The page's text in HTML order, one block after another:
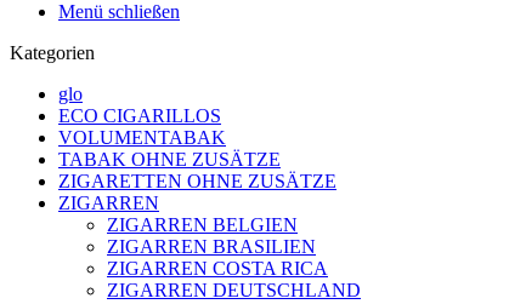
Menü schließen
Kategorien
glo
ECO CIGARILLOS
VOLUMENTABAK
TABAK OHNE ZUSÄTZE
ZIGARETTEN OHNE ZUSÄTZE
ZIGARREN
ZIGARREN BELGIEN
ZIGARREN BRASILIEN
ZIGARREN COSTA RICA
ZIGARREN DEUTSCHLAND